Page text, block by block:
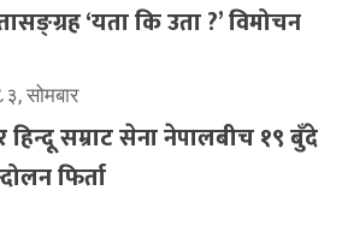
‘यता कि उता ?’ विमोचन
सोमबार
हिन्दू सम्राट सेना नेपालबीच १९ बुँदे
फिर्ता